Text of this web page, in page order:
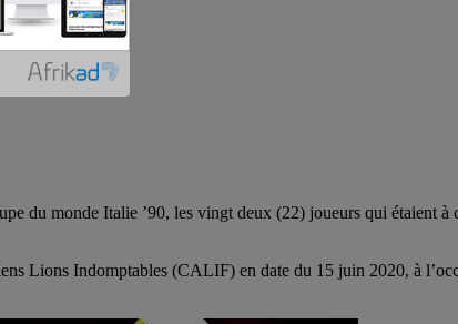
du monde Italie ’90, les vingt deux (22) joueurs qui étaient à
Lions Indomptables (CALIF) en date du 15 juin 2020, à